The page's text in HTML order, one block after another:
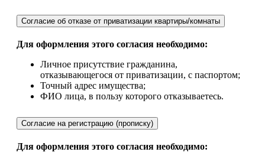
Согласие об отказе от приватизации квартиры/комнаты
Для оформления этого согласия необходимо:
Личное присутствие гражданина,
отказывающегося от приватизации, с паспортом;
Точный адрес имущества;
ФИО лица, в пользу которого отказываетесь.
Согласие на регистрацию (прописку)
Для оформления этого согласия необходимо: